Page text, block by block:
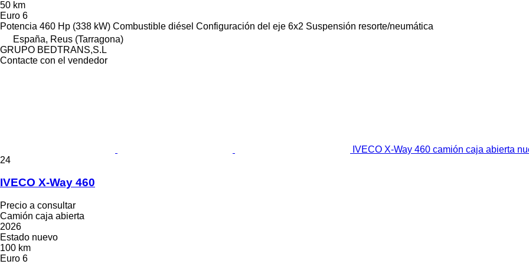
50 km
Euro 6
Potencia 460 Hp (338 kW) Combustible diésel Configuración del eje 6x2 Suspensión resorte/neumática
España, Reus (Tarragona)
GRUPO BEDTRANS,S.L
Contacte con el vendedor
IVECO X-Way 460 camión caja abierta
24
IVECO X-Way 460
Precio a consultar
Camión caja abierta
2026
Estado nuevo
100 km
Euro 6